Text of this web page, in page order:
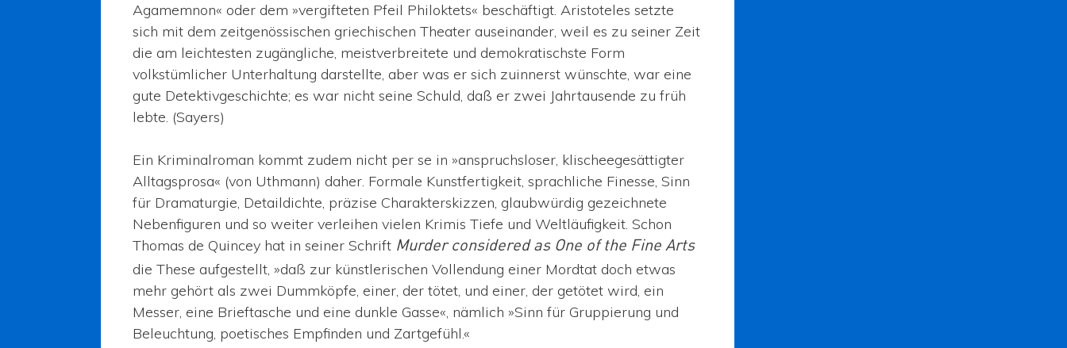
Agamemnon« oder dem »vergifteten Pfeil Philoktets« beschäftigt. Aristoteles setzte
sich mit dem zeitgenössischen griechischen Theater auseinander, weil es zu seiner Zeit
die am leichtesten zugängliche, meistverbreitete und demokratischste Form
volkstümlicher Unterhaltung darstellte, aber was er sich zuinnerst wünschte, war eine
gute Detektivgeschichte; es war nicht seine Schuld, daß er zwei Jahrtausende zu früh
lebte. (Sayers)
Ein Kriminalroman kommt zudem nicht per se in »anspruchsloser, klischeegesättigter
Alltagsprosa« (von Uthmann) daher. Formale Kunstfertigkeit, sprachliche Finesse, Sinn
für Dramaturgie, Detaildichte, präzise Charakterskizzen, glaubwürdig gezeichnete
Nebenfiguren und so weiter verleihen vielen Krimis Tiefe und Weltläufigkeit. Schon
Thomas de Quincey hat in seiner Schrift Murder considered as One of the Fine Arts
die These aufgestellt, »daß zur künstlerischen Vollendung einer Mordtat doch etwas
mehr gehört als zwei Dummköpfe, einer, der tötet, und einer, der getötet wird, ein
Messer, eine Brieftasche und eine dunkle Gasse«, nämlich »Sinn für Gruppierung und
Beleuchtung, poetisches Empfinden und Zartgefühl.«